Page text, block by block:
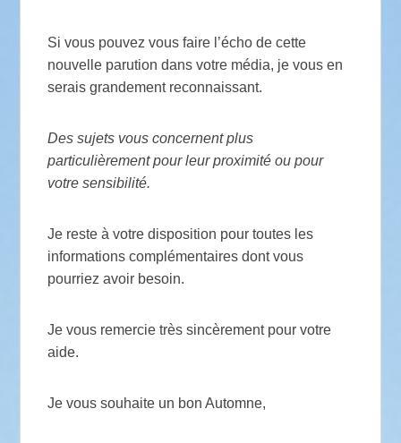
Si vous pouvez vous faire l’écho de cette
nouvelle parution dans votre média, je vous en
serais grandement reconnaissant.
Des sujets vous concernent plus
particulièrement pour leur proximité ou pour
votre sensibilité.
Je reste à votre disposition pour toutes les
informations complémentaires dont vous
pourriez avoir besoin.
Je vous remercie très sincèrement pour votre
aide.
Je vous souhaite un bon Automne,